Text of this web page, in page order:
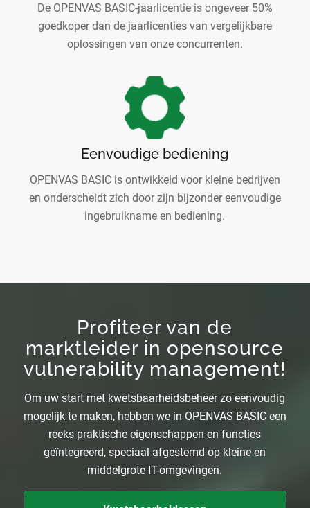
De OPENVAS BASIC-jaarlicentie is ongeveer 50%
goedkoper dan de jaarlicenties van vergelijkbare
oplossingen van onze concurrenten.
Eenvoudige bediening
OPENVAS BASIC is ontwikkeld voor kleine bedrijven
en onderscheidt zich door zijn bijzonder eenvoudige
ingebruikname en bediening.
Profiteer van de
marktleider in opensource
vulnerability management!
Om uw start met kwetsbaarheidsbeheerzo eenvoudig
mogelijk te maken, hebben we in OPENVAS BASIC een
reeks praktische eigenschappen en functies
geïntegreerd, speciaal afgestemd op kleine en
middelgrote IT-omgevingen.